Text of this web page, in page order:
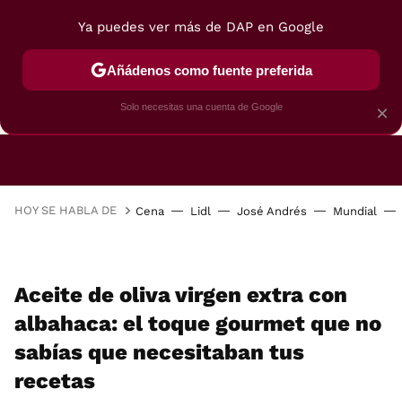
FREIDORAS DE AIRE GUÍAS DE
HOY SE HABLA DE Cena Lidl José Andrés Mundial
Aceite de oliva virgen extra con
albahaca: el toque gourmet que no
sabías que necesitaban tus
recetas
×
Ya puedes ver más de DAP en Google
Añádenos como fuente preferida
Solo necesitas una cuenta de Google